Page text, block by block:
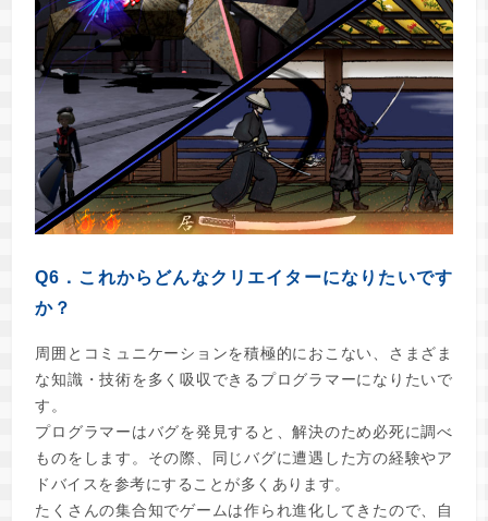
Q6．これからどんなクリエイターになりたいです
か？
周囲とコミュニケーションを積極的におこない、さまざま
な知識・技術を多く吸収できるプログラマーになりたいで
す。
プログラマーはバグを発見すると、解決のため必死に調べ
ものをします。その際、同じバグに遭遇した方の経験やア
ドバイスを参考にすることが多くあります。
たくさんの集合知でゲームは作られ進化してきたので、自